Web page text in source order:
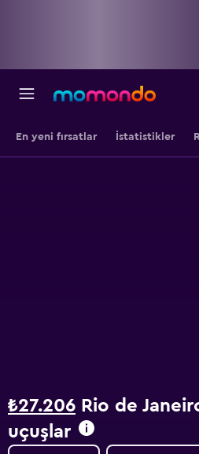
En yeni fırsatlar İstatistikler
₺27.206 Rio de
uçuşlar